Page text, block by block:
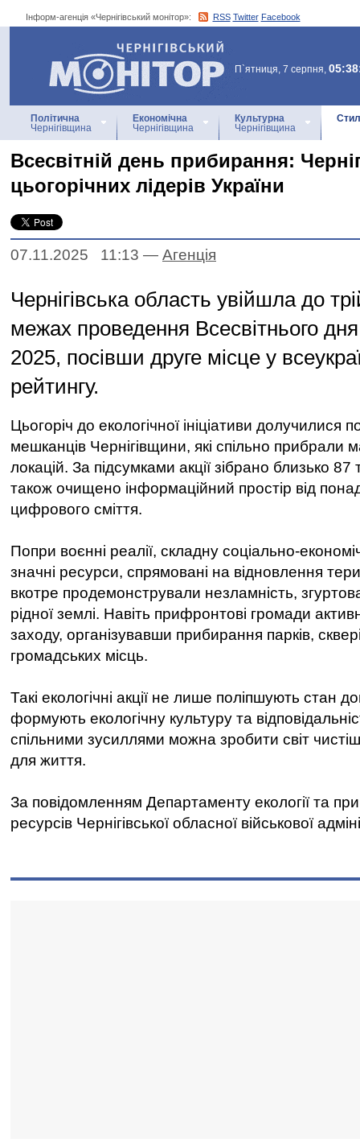
Інформ-агенція «Чернігівський монітор»: RSS Twitter Facebook
Інформ-агенція
«Чернігівський монітор»
П`ятниця, 7 серпня,
Політична
Чернігівщина
Економічна
Чернігівщина
Культурна
Чернігівщина
Всесвітній день прибирання:
цьогорічних лідерів України
07.11.2025 11:13 — Агенцiя
Чернігівська область увійшла до
межах проведення Всесвітнього
2025, посівши друге місце у
рейтингу.
Цьогоріч до екологічної ініціативи долучилися
мешканців Чернігівщини, які спільно прибрали
локацій. За підсумками акції зібрано близько 87
також очищено інформаційний простір від понад
цифрового сміття.
Попри воєнні реалії, складну соціально-
значні ресурси, спрямовані на відновлення
вкотре продемонстрували незламність,
рідної землі. Навіть прифронтові громади
заходу, організувавши прибирання парків,
громадських місць.
Такі екологічні акції не лише поліпшують стан
формують екологічну культуру та
спільними зусиллями можна зробити світ
для життя.
За повідомленням Департаменту екології та
ресурсів Чернігівської обласної військової